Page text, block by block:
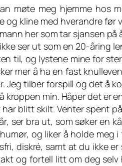
møte meg hjemme hos
kline med hverandre før
her som tar sjansen på
ser ut som en 20-åring
til, og lystene mine for
mer å ha en fast
tilber forspill og det å
kroppen min. Håper det er
blitt skilt. Venter spent
ser bra ut, som søker en
og liker å holde meg
diskré, samt at du ikke
og fortell litt om deg